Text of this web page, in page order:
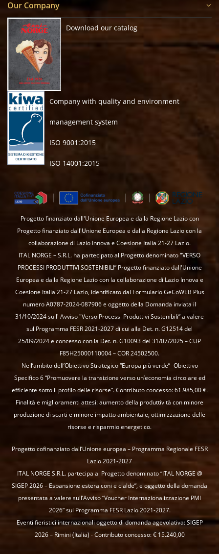
Our Company
Download our catalog
Company with quality and environment
management system
ISO 9001:2015
ISO 14001:2015
Progetto finanziato dall'Unione Europea e dalla Regione Lazio con
Progetto finanziato dall'Unione Europea e dalla Regione Lazio con la
collaborazione di Lazio Innova e Coesione Italia 21-27 Lazio.
ITAL NORGE – S.R.L. ha partecipato al Progetto denominato "VERSO
PROCESSI PRODUTTIVI SOSTENIBILI” Progetto finanziato dall'Unione
Europea e dalla Regione Lazio con la collaborazione di Lazio Innova e
Coesione Italia 21-27 Lazio, identificato dal Formulario GeCoWEB Plus
numero A0787-2024-087906 e oggetto della Domanda inviata il
31/10/2024 sull' Avviso "Verso Processi Produttivi Sostenibili” a valere
sul Programma FESR 2021-2027 di cui alla Det. n. G12514 del
25/09/2024 e concesso con la Det. n. G10093 del 31/07/2025 – CUP
F85H25000110004 – COR 24502500.
Nell’ambito dell’Obiettivo Strategico “Europa più verde”- Obiettivo
Specifico 6 “Promuovere la transizione verso un’economia circolare ed
efficiente sotto il profilo delle risorse”. Contributo concesso: 61.985,00 €.
Finalità e miglioramenti attesi: aumento della produttività con minore
produzione di scarti e minore impatto ambientale, ottimizzazione delle
risorse e risparmio energetico.
Progetto cofinanziato dall’Unione europea – Programma Regionale FESR
Lazio 2021-2027
ITAL NORGE S.R.L. partecipa al Progetto denominato “ITAL NORGE @
SIGEP 2026 – Espansione estera coni e cialde”, e oggetto della domanda
presentata a valere sull’Avviso “Voucher Internazionalizzazione PMI
2026” sul Programma FESR Lazio 2021-2027.
Eventi fieristici internazionali oggetto di domanda agevolativa: SIGEP
2026 – Rimini (Italia) - Contributo concesso: € 15.240,00